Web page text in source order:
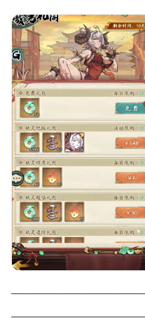
——————————————